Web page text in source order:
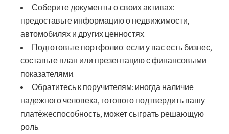
Соберите документы о своих активах:
предоставьте информацию о недвижимости,
автомобилях и других ценностях.
Подготовьте портфолио:если у вас есть бизнес,
составьте план или презентацию с финансовыми
показателями.
Обратитесь к поручителям: иногда наличие
надежного человека, готового подтвердить вашу
платёжеспособность, может сыграть решающую
роль.